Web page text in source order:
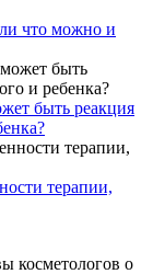
что можно и
быть реакция
терапии,